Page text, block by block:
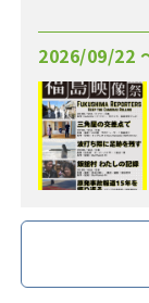
2026/09/22